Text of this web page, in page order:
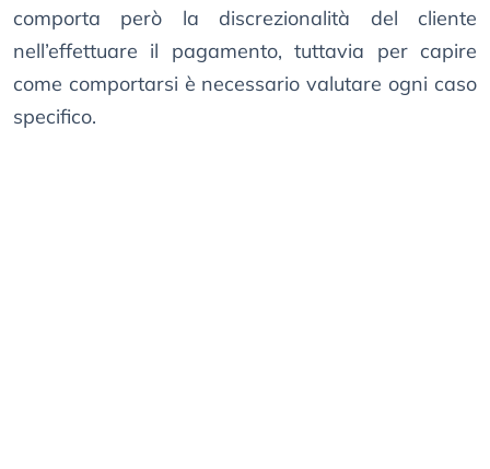
comporta però la discrezionalità del cliente
nell’effettuare il pagamento, tuttavia per capire
come comportarsi è necessario valutare ogni caso
specifico.